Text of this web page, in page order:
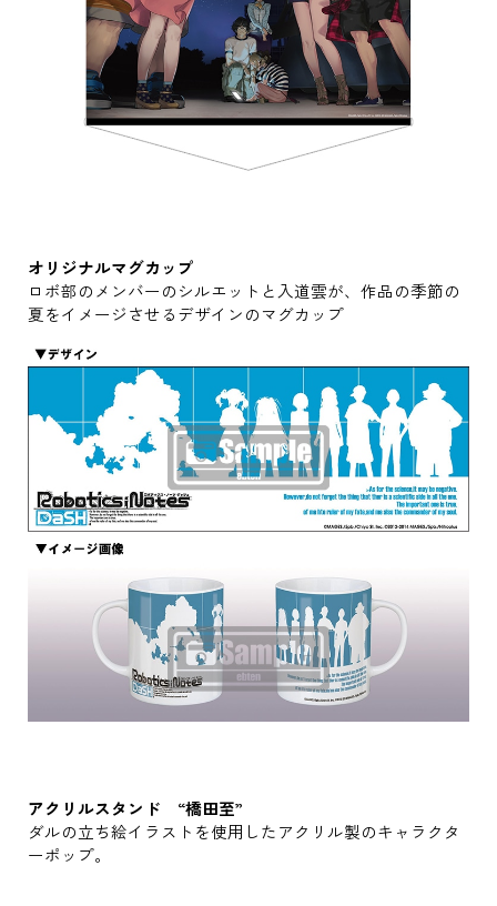
オリジナルマグカップ
ロボ部のメンバーのシルエットと入道雲が、作品の季節の
夏をイメージさせるデザインのマグカップ
アクリルスタンド “橋田至”
ダルの立ち絵イラストを使用したアクリル製のキャラクタ
ーポップ。